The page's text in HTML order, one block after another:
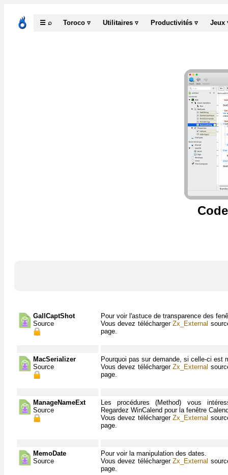
☰ ⌕ Toroco ▿ Utilitaires ▿ Productivités ▿ Jeux
GallCaptShot
Source
Pour voir l'astuce de transparence des
Vous devez téléchargerZx_External
page.
MacSerializer
Source
Pourquoi pas sur demande, si celle-ci est
Vous devez téléchargerZx_External
page.
ManageNameExt
Source
Les procédures (Method) vous
Regardez WinCalend pour la fenêtre
Vous devez téléchargerZx_External
page.
MemoDate
Source
Pour voir la manipulation des dates.
Vous devez téléchargerZx_External
page.